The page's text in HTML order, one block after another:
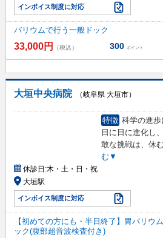
インボイス制度に対応
バリウムで行う一般ドック
33,000円 （税込） 300 ポイント
大垣中央病院
（岐阜県 大垣市）
特徴 科学の進
日に日に進化し
敢な挑戦は、休
む▼
休診日:木・土・日・祝
大垣駅
インボイス制度に対応
【初めての方にも・半日終了】胃バリウ
ック(腹部超音波検査付き)